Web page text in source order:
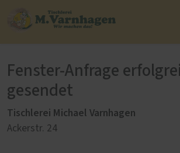
Fenster-Anfrage
gesendet
Tischlerei Michael Varnhagen
Ackerstr. 24